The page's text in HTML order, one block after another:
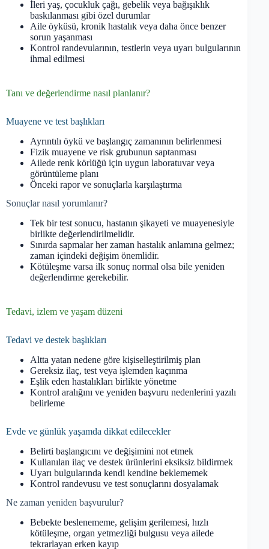
İleri yaş, çocukluk çağı, gebelik veya bağışıklık
baskılanması gibi özel durumlar
Aile öyküsü, kronik hastalık veya daha önce benzer
sorun yaşanması
Kontrol randevularının, testlerin veya uyarı bulgularının
ihmal edilmesi
Tanı ve değerlendirme nasıl planlanır?
Muayene ve test başlıkları
Ayrıntılı öykü ve başlangıç zamanının belirlenmesi
Fizik muayene ve risk grubunun saptanması
Ailede renk körlüğü için uygun laboratuvar veya
görüntüleme planı
Önceki rapor ve sonuçlarla karşılaştırma
Sonuçlar nasıl yorumlanır?
Tek bir test sonucu, hastanın şikayeti ve muayenesiyle
birlikte değerlendirilmelidir.
Sınırda sapmalar her zaman hastalık anlamına gelmez;
zaman içindeki değişim önemlidir.
Kötüleşme varsa ilk sonuç normal olsa bile yeniden
değerlendirme gerekebilir.
Tedavi, izlem ve yaşam düzeni
Tedavi ve destek başlıkları
Altta yatan nedene göre kişiselleştirilmiş plan
Gereksiz ilaç, test veya işlemden kaçınma
Eşlik eden hastalıkları birlikte yönetme
Kontrol aralığını ve yeniden başvuru nedenlerini yazılı
belirleme
Evde ve günlük yaşamda dikkat edilecekler
Belirti başlangıcını ve değişimini not etmek
Kullanılan ilaç ve destek ürünlerini eksiksiz bildirmek
Uyarı bulgularında kendi kendine beklememek
Kontrol randevusu ve test sonuçlarını dosyalamak
Ne zaman yeniden başvurulur?
Bebekte beslenememe, gelişim gerilemesi, hızlı
kötüleşme, organ yetmezliği bulgusu veya ailede
tekrarlayan erken kayıp